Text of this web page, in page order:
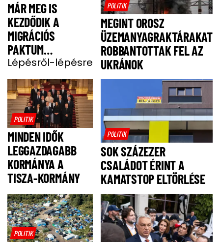
MÁR MEG IS
KEZDŐDIK A
MIGRÁCIÓS
PAKTUM
BEVEZETÉSE
Lépésről-lépésre
POLITIK
MEGINT OROSZ
ÜZEMANYAGRAKTÁRAKAT
ROBBANTOTTAK FEL AZ
UKRÁNOK
POLITIK
MINDEN IDŐK
LEGGAZDAGABB
KORMÁNYA A
TISZA-KORMÁNY
POLITIK
SOK SZÁZEZER
CSALÁDOT ÉRINT A
KAMATSTOP ELTÖRLÉSE
POLITIK